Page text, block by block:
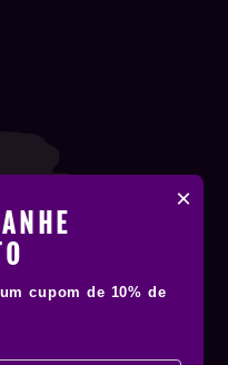
×
cupom de 10% de